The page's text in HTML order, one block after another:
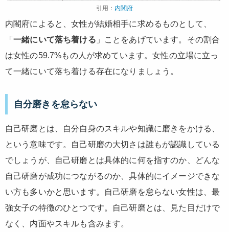
引用： 内閣府
内閣府によると、女性が結婚相手に求めるものとして、
「一緒にいて落ち着ける 」ことをあげています。その割合
は女性の59.7%もの人が求めています。女性の立場に立っ
て一緒にいて落ち着ける存在になりましょう。
自分磨きを怠らない
自己研磨とは、自分自身のスキルや知識に磨きをかける、
という意味です。自己研磨の大切さは誰もが認識している
でしょうが、自己研磨とは具体的に何を指すのか、どんな
自己研磨が成功につながるのか、具体的にイメージできな
い方も多いかと思います。自己研磨を怠らない女性は、最
強女子の特徴のひとつです。自己研磨とは、見た目だけで
なく、内面やスキルも含みます。